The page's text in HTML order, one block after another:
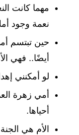
مهما كانت
نعمة وجود
حين تبتسم
أيضًا.. فهي
لو أمكنني
أمي زهرة
أحياها.
الأم هي